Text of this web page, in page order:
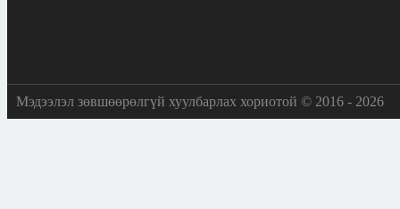
Мэдээлэл зөвшөөрөлгүй хуулбарлах хориотой © 2016 - 2026